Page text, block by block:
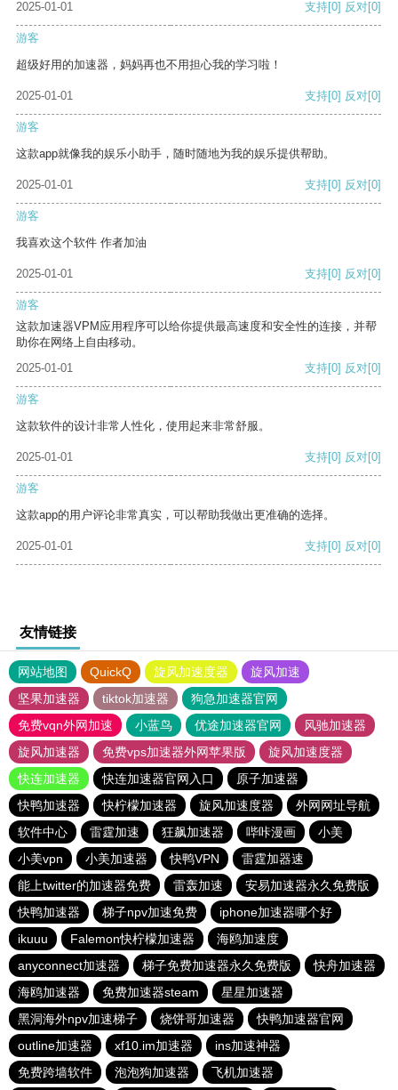
2025-01-01 支持[0] 反对[0]
游客
超级好用的加速器，妈妈再也不用担心我的学习啦！
2025-01-01 支持[0] 反对[0]
游客
这款app就像我的娱乐小助手，随时随地为我的娱乐提供帮助。
2025-01-01 支持[0] 反对[0]
游客
我喜欢这个软件 作者加油
2025-01-01 支持[0] 反对[0]
游客
这款加速器VPM应用程序可以给你提供最高速度和安全性的连接，并帮
助你在网络上自由移动。
2025-01-01
支持[0] 反对[0]
游客
这款软件的设计非常人性化，使用起来非常舒服。
2025-01-01 支持[0] 反对[0]
游客
这款app的用户评论非常真实，可以帮助我做出更准确的选择。
2025-01-01 支持[0] 反对[0]
友情链接
网站地图 QuickQ 旋风加速度器
旋风加速
坚果加速器
tiktok加速器
狗急加速器官网
免费vqn外网加速
小蓝鸟 优途加速器官网
风驰加速器
旋风加速器
免费vps加速器外网苹果版
旋风加速度器
快连加速器
快连加速器官网入口
原子加速器
快鸭加速器
快柠檬加速器 旋风加速度器
外网网址导航
软件中心
雷霆加速 狂飙加速器 哔咔漫画
小美
小美vpn
小美加速器 快鸭VPN
雷霆加器速
能上twitter的加速器免费
雷轰加速
安易加速器永久免费版
快鸭加速器
梯子npv加速免费
iphone加速器哪个好
ikuuu
Falemon快柠檬加速器
海鸥加速度
anyconnect加速器
梯子免费加速器永久免费版
快舟加速器
海鸥加速器
免费加速器steam
星星加速器
黑洞海外npv加速梯子
烧饼哥加速器
快鸭加速器官网
outline加速器
xf10.im加速器
ins加速神器
免费跨墙软件
泡泡狗加速器 飞机加速器